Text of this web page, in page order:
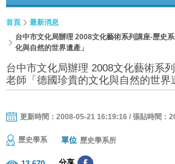
首頁
最新消息
台中市文化局辦理 2008文化藝術系列講座-歷史
化與自然的世界遺產」
台中市文化局辦理 2008文化藝術系
老師「德國珍貴的文化與自然的世界
更新時間：2008-05-21 16:19:16 / 張貼時間：
歷史學系 單位 歷史學系所